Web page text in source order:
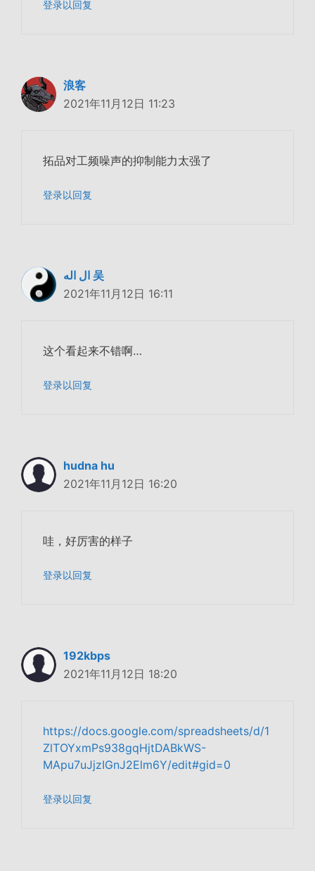
登录以回复
浪客
2021年11月12日 11:23
拓品对工频噪声的抑制能力太强了
登录以回复
ال اله 吴
2021年11月12日 16:11
这个看起来不错啊…
登录以回复
hudna hu
2021年11月12日 16:20
哇，好厉害的样子
登录以回复
192kbps
2021年11月12日 18:20
https://docs.google.com/spreadsheets/d/1
ZlTOYxmPs938gqHjtDABkWS-
MApu7uJjzIGnJ2Elm6Y/edit#gid=0
登录以回复